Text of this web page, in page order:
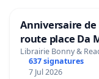
Anniversaire de
route place Da
Librairie Bonny &
637 signatures
7 Jul 2026